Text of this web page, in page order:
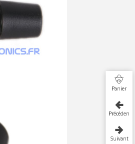
Panier
Précédent
Suivant